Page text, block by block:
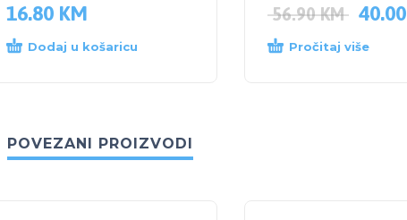
16.80 KM
Dodaj u košaricu
56.90KM 40.00
Pročitaj više
POVEZANI PROIZVODI